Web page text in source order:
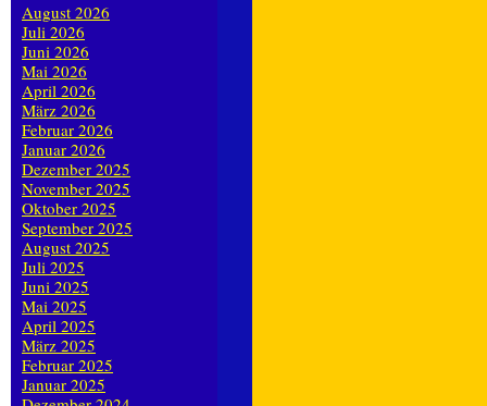
August 2026
Juli 2026
Juni 2026
Mai 2026
April 2026
März 2026
Februar 2026
Januar 2026
Dezember 2025
November 2025
Oktober 2025
September 2025
August 2025
Juli 2025
Juni 2025
Mai 2025
April 2025
März 2025
Februar 2025
Januar 2025